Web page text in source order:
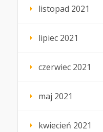
listopad 2021
lipiec 2021
czerwiec 2021
maj 2021
kwiecień 2021